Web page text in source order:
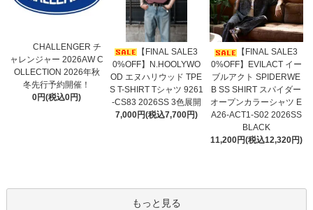
CHALLENGER チ
ャレンジャー 2026AW C
OLLECTION 2026年秋
冬先行予約開催！
0円(税込0円)
【FINAL SALE3
0%OFF】N.HOOLYWO
OD エヌハリウッド TPE
S T-SHIRT Tシャツ 9261
-CS83 2026SS 3色展開
7,000円(税込7,700円)
【FINAL SALE3
0%OFF】EVILACT イー
ブルアクト SPIDERWE
B SS SHIRT スパイダー
オープンカラーシャツ E
A26-ACT1-S02 2026SS
BLACK
11,200円(税込12,320円)
もっと見る